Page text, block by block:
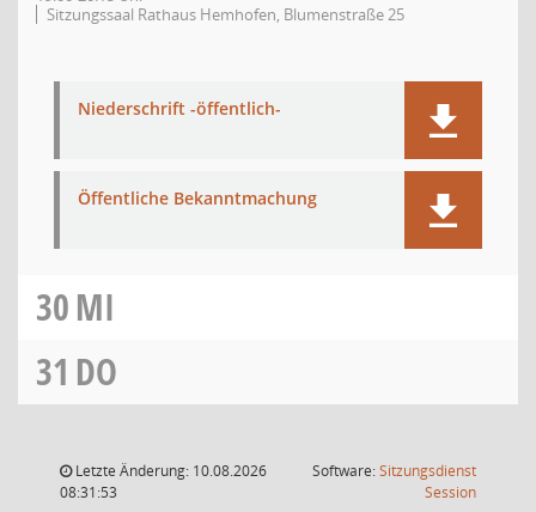
Sitzungssaal Rathaus Hemhofen, Blumenstraße 25
Niederschrift -öffentlich-
Öffentliche Bekanntmachung
30MI
31 DO
Letzte Änderung: 10.08.2026
08:31:53
Software:Sitzungsdienst
Session(Wird in